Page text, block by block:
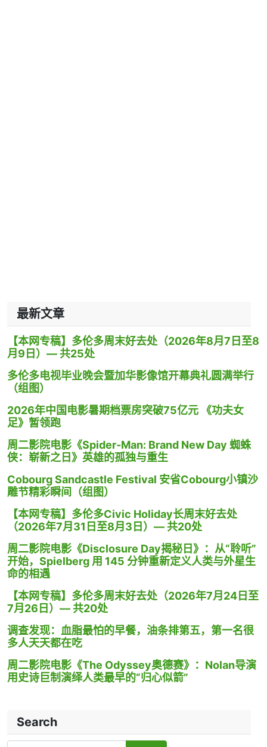
最新文章
【本网专稿】多伦多周末好去处（2026年8月7日至8
月9日）— 共25处
多伦多电视毕业晚会暨加华影像馆开幕典礼圆满举行
（组图）
2026年中国电影暑期档票房突破75亿元 《功夫女
足》暂领跑
周二影院电影《Spider-Man: Brand New Day 蜘蛛
侠：崭新之日》英雄的孤独与重生
Cobourg Sandcastle Festival 安省Cobourg小镇沙
雕节精彩瞬间（组图）
【本网专稿】多伦多Civic Holiday长周末好去处
（2026年7月31日至8月3日）— 共20处
周二影院电影《Disclosure Day揭秘日》：从“聆听”
开始，Spielberg 用 145 分钟重新定义人类与外星生
命的相遇
【本网专稿】多伦多周末好去处（2026年7月24日至
7月26日）— 共20处
调查发现：血脂最怕的早餐，油条排第五，第一名很
多人天天都在吃
周二影院电影《The Odyssey奥德赛》：Nolan导演
用史诗巨制演绎人类最早的“归心似箭”
Search